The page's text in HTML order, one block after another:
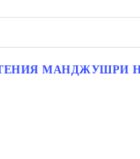
МАНДЖУШРИ